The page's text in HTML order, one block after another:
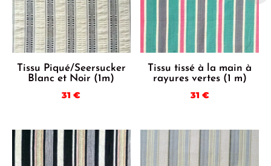
Tissu Piqué/Seersucker
Blanc et Noir (1m)
31€
Tissu tissé à la main à
rayures vertes (1 m)
31 €